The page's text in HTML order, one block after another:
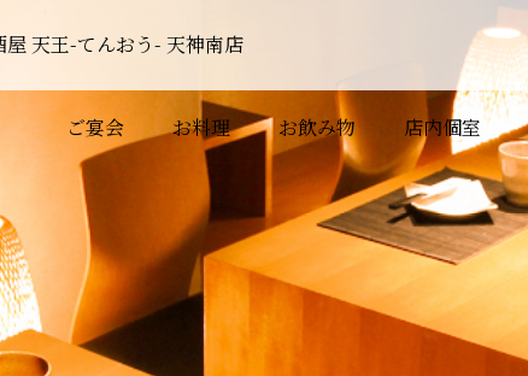
天王-てんおう- 天神南店
ご宴会 お料理 お飲み物 店内個室